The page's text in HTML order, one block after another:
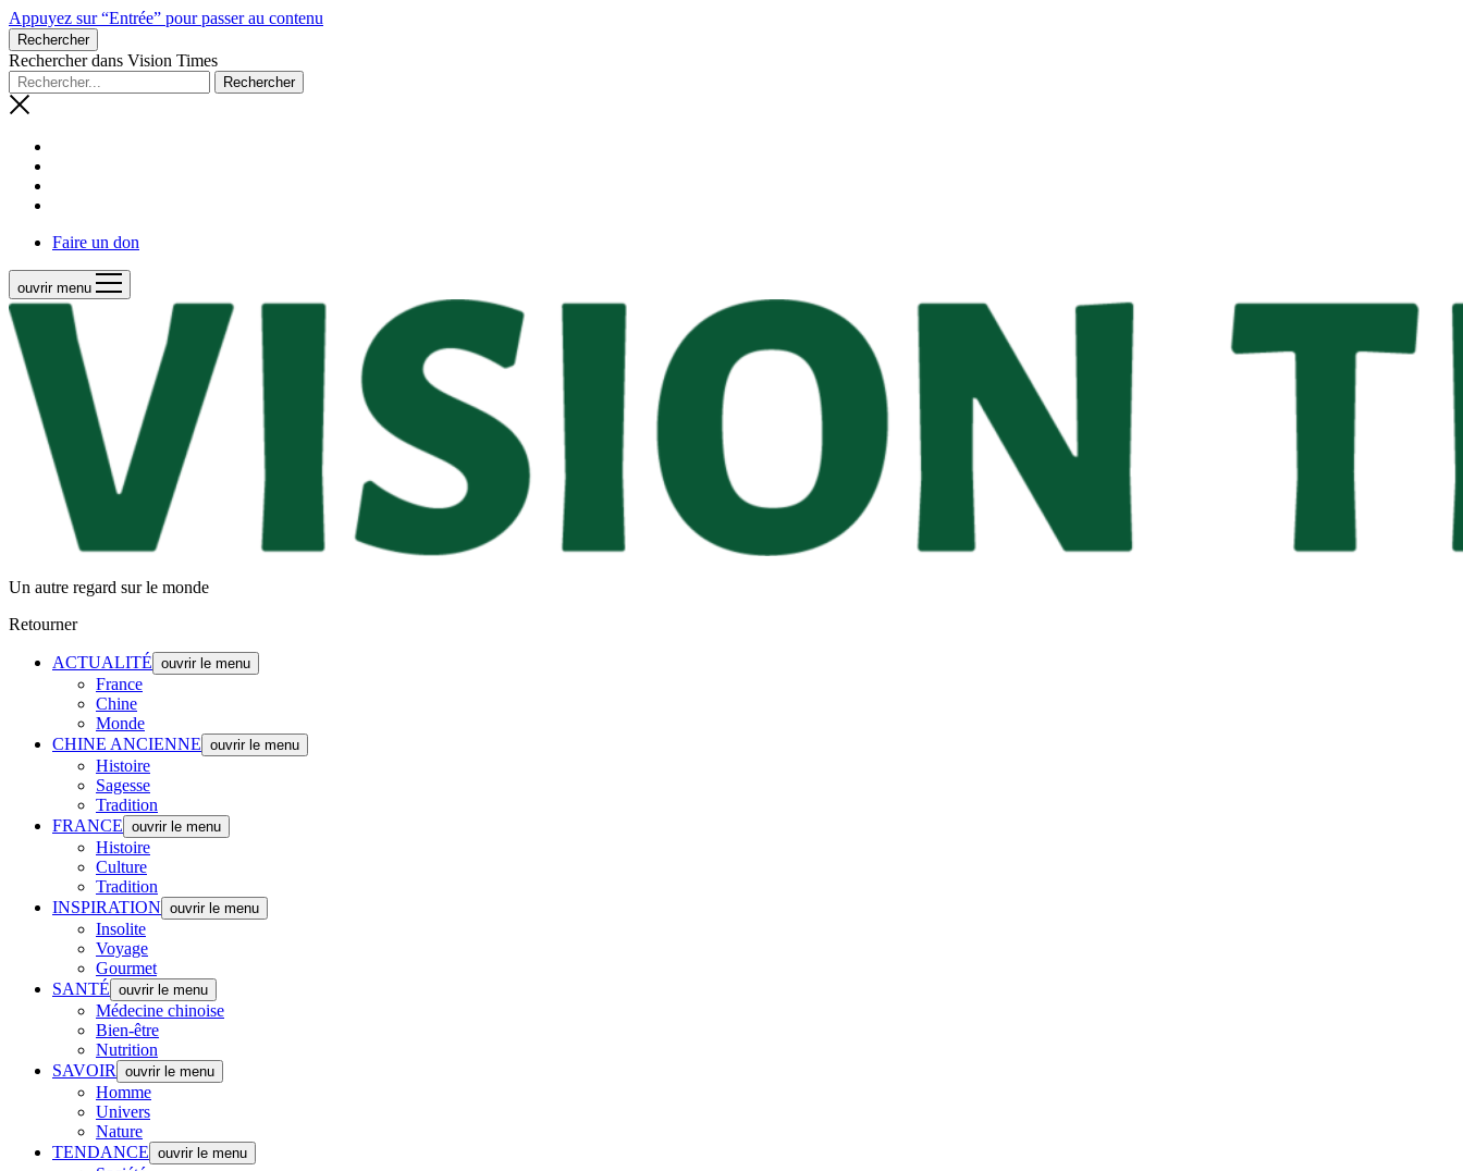
Appuyez sur “Entrée” pour passer au contenu
Rechercher
Rechercher dans Vision Times
Faire un don
ouvrir menu
Un autre regard sur le monde
Retourner
ACTUALITÉ ouvrir le menu
France
Chine
Monde
CHINE ANCIENNE ouvrir le menu
Histoire
Sagesse
Tradition
FRANCE ouvrir le menu
Histoire
Culture
Tradition
INSPIRATION ouvrir le menu
Insolite
Voyage
Gourmet
SANTÉ ouvrir le menu
Médecine chinoise
Bien-être
Nutrition
SAVOIR
ouvrir le menu
Homme
Univers
Nature
TENDANCE ouvrir le menu